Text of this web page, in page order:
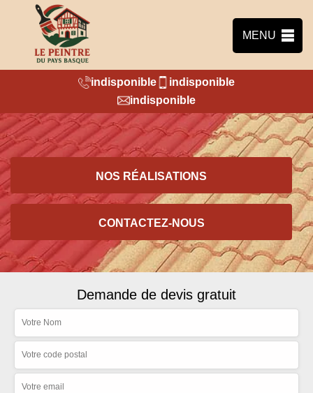
MENU
indisponible
indisponible
indisponible
NOS RÉALISATIONS
CONTACTEZ-NOUS
Demande de devis gratuit